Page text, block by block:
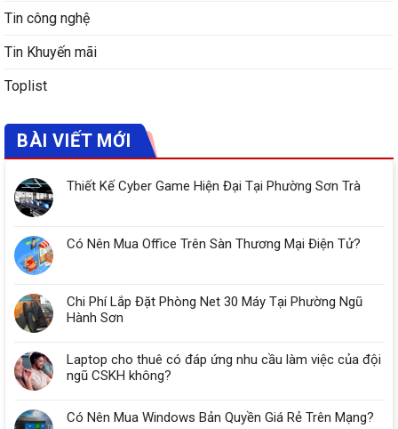
Tin công nghệ
Tin Khuyến mãi
Toplist
BÀI VIẾT MỚI
Thiết Kế Cyber Game Hiện Đại Tại Phường Sơn Trà
Có Nên Mua Office Trên Sàn Thương Mại Điện Tử?
Chi Phí Lắp Đặt Phòng Net 30 Máy Tại Phường Ngũ
Hành Sơn
Laptop cho thuê có đáp ứng nhu cầu làm việc của đội
ngũ CSKH không?
Có Nên Mua Windows Bản Quyền Giá Rẻ Trên Mạng?